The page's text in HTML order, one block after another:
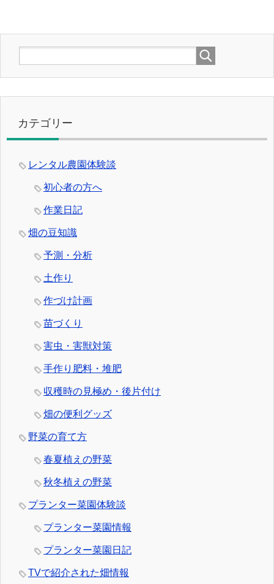
カテゴリー
レンタル農園体験談
初心者の方へ
作業日記
畑の豆知識
予測・分析
土作り
作づけ計画
苗づくり
害虫・害獣対策
手作り肥料・堆肥
収穫時の見極め・後片付け
畑の便利グッズ
野菜の育て方
春夏植えの野菜
秋冬植えの野菜
プランター菜園体験談
プランター菜園情報
プランター菜園日記
TVで紹介された畑情報